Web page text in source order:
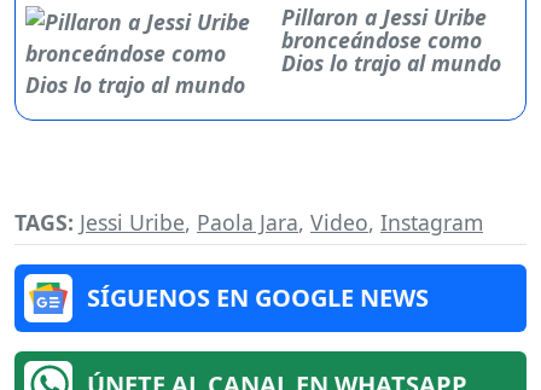
Pillaron a Jessi Uribe
bronceándose como
Dios lo trajo al mundo
TAGS: Jessi Uribe, Paola Jara, Video, Instagram
SÍGUENOS EN GOOGLE NEWS